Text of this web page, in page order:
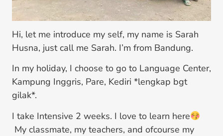
Hi, let me introduce my self, my name is Sarah
Husna, just call me Sarah. I’m from Bandung.
In my holiday, I choose to go to Language Center,
Kampung Inggris, Pare, Kediri *lengkap bgt
gilak*.
I take Intensive 2 weeks. I love to learn here
My classmate, my teachers, and ofcourse my